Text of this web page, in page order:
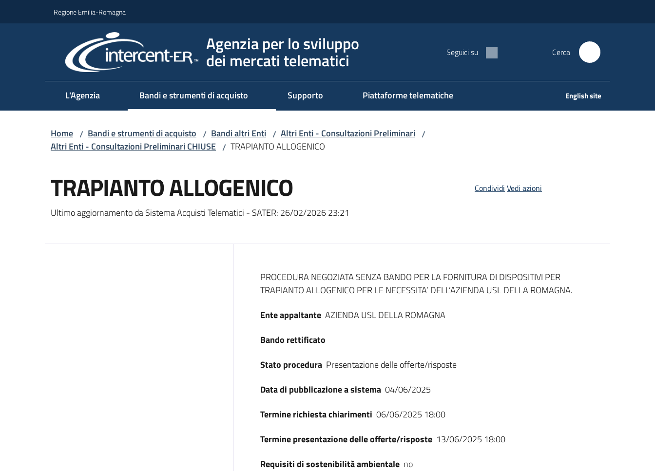
Regione Emilia-Romagna
Agenzia per lo sviluppo
dei mercati telematici Seguici su Cerca
L'Agenzia Bandi e strumenti di acquisto Supporto Piattaforme telematiche English site
Home / Bandi e strumenti di acquisto / Bandi altri Enti / Altri Enti - Consultazioni Preliminari /
Altri Enti - Consultazioni Preliminari CHIUSE / TRAPIANTO ALLOGENICO
TRAPIANTO ALLOGENICO
Ultimo aggiornamento da Sistema Acquisti Telematici - SATER: 26/02/2026 23:21
Condividi Vedi azioni
Dati del bando
PROCEDURA NEGOZIATA SENZA BANDO PER LA FORNITURA DI DISPOSITIVI PER
TRAPIANTO ALLOGENICO PER LE NECESSITA’ DELL’AZIENDA USL DELLA ROMAGNA.
Ente appaltante AZIENDA USL DELLA ROMAGNA
Bando rettificato
Stato procedura Presentazione delle offerte/risposte
Data di pubblicazione a sistema 04/06/2025
Termine richiesta chiarimenti 06/06/2025 18:00
Termine presentazione delle offerte/risposte 13/06/2025 18:00
Requisiti di sostenibilità ambientale no